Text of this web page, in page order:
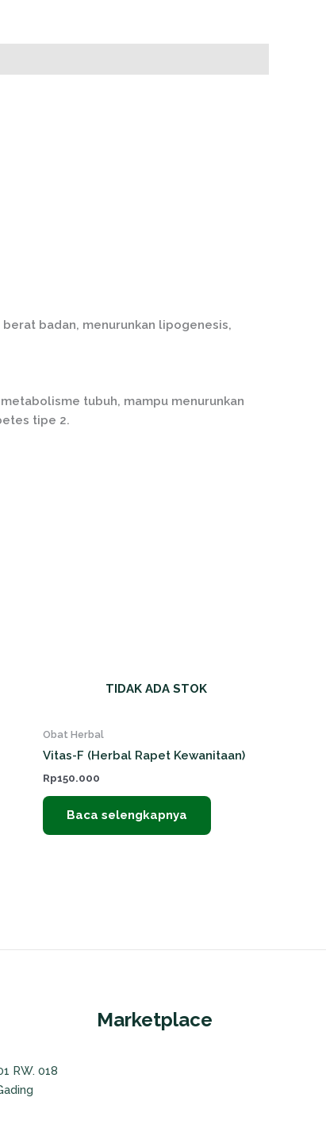
badan, menurunkan lipogenesis,
tubuh, mampu menurunkan
tipe 2.
TIDAK ADA STOK
Obat Herbal
Vitas-F (Herbal Rapet Kewanitaan)
Rp150.000
Baca selengkapnya
RW. 018
Marketplace